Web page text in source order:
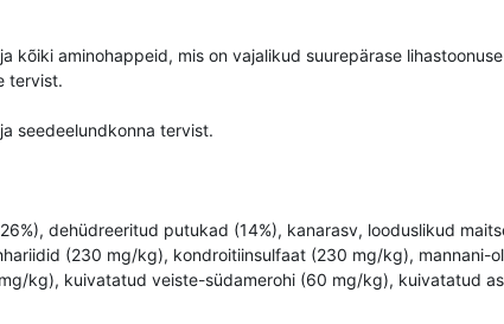
kõiki aminohappeid, mis on vajalikud suurepärase
tervist.
seedeelundkonna tervist.
dehüdreeritud putukad (14%), kanarasv, looduslikud
(230 mg/kg), kondroitiinsulfaat (230 mg/kg), mannani-
kg), kuivatatud veiste-südamerohi (60 mg/kg), kuivatatud